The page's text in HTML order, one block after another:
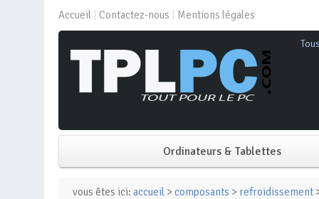
Accueil Contactez-nous Mentions légales
Ordinateurs & Tablettes
PC de bureau
vous êtes ici: accueil > composants > refroidissement